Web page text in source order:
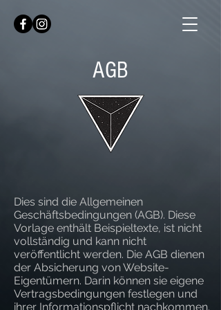
AGB
Dies sind die Allgemeinen
Geschäftsbedingungen (AGB). Diese
Vorlage enthält Beispieltexte, ist nicht
vollständig und kann nicht
veröffentlicht werden. Die AGB dienen
der Absicherung von Website-
Eigentümern. Darin können sie eigene
Vertragsbedingungen festlegen und
ihrer Informationspflicht nachkommen.